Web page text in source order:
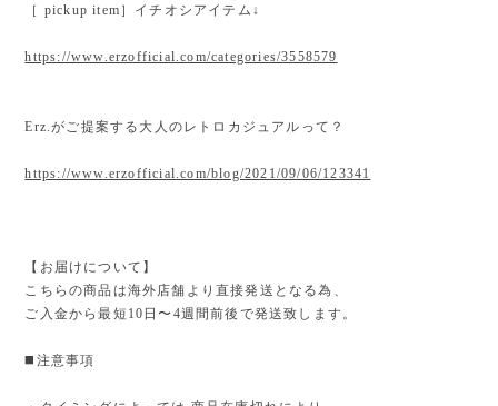
［ pickup item］イチオシアイテム↓
https://www.erzofficial.com/categories/3558579
Erz.がご提案する大人のレトロカジュアルって？
https://www.erzofficial.com/blog/2021/09/06/123341
【お届けについて】
こちらの商品は海外店舗より直接発送となる為、
ご入金から最短10日〜4週間前後で発送致します。
◼️注意事項